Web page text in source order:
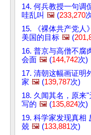
14. 何兵教授一句调
哇乱叫 🖼️ (233,270
15. 《裸体共产党人
美国的目标 🖼️ (
16. 普京与高僧不腐
会面 🖼️ (144,742次)
17. 清朝这幅画证明
家 🖼️ (139,787次)
18. 久闻其名，原来
写的 🖼️ (135,824次)
19. 科学家发现真相
兢 🖼️ (133,881次)